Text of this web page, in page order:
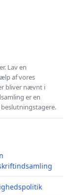
Lav en
af vores
bliver nævnt i
er en